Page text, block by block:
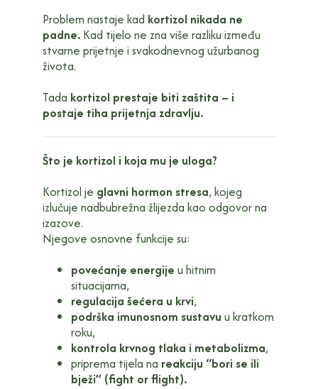
Problem nastaje kad kortizol nikada ne
padne.Kad tijelo ne zna više razliku između
stvarne prijetnje i svakodnevnog užurbanog
života.
Tada kortizol prestaje biti zaštita – i
postaje tiha prijetnja zdravlju.
Što je kortizol i koja mu je uloga?
Kortizol je glavni hormon stresa, kojeg
izlučuje nadbubrežna žlijezda kao odgovor na
izazove.
Njegove osnovne funkcije su:
povećanje energije u hitnim
situacijama,
regulacija šećera u krvi,
podrška imunosnom sustavu u kratkom
roku,
kontrola krvnog tlaka i metabolizma,
priprema tijela na reakciju “bori se ili
bježi” (fight or flight).